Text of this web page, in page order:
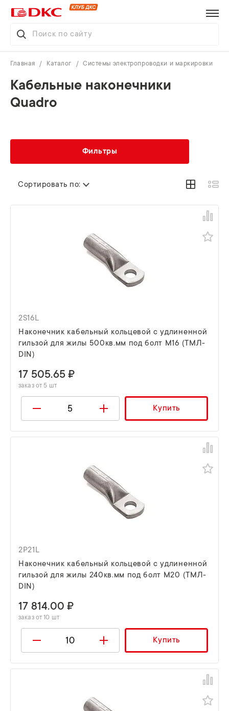
Главная Каталог Системы электропроводки и маркировки
Кабельные наконечники
Quadro
Фильтры
Сортировать по:
2S16L
Наконечник кабельный кольцевой с удлиненной
гильзой для жилы 500кв.мм под болт М16 (ТМЛ-
DIN)
17 505.65 ₽
заказ от 5 шт
Купить
2P21L
Наконечник кабельный кольцевой с удлиненной
гильзой для жилы 240кв.мм под болт М20 (ТМЛ-
DIN)
17 814.00 ₽
заказ от 10 шт
Купить